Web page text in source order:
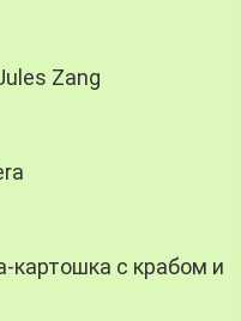
Zang
с крабом и